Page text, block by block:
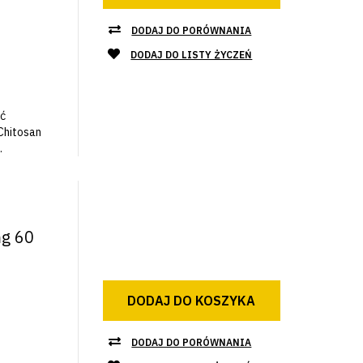
DODAJ DO PORÓWNANIA
DODAJ DO LISTY ŻYCZEŃ
60
DODAJ DO KOSZYKA
DODAJ DO PORÓWNANIA